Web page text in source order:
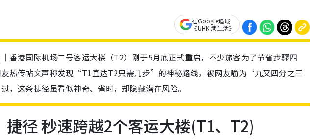
在Google追蹤
《UHK 港生活》
香港国际机场二号客运大楼（T2）刚于5月底正式重启，不少旅客为了节省步骤四
友热传帖文声称发现“T1直达T2只需几步”的神秘路线，被网友喻为“九又四分之三
，这条捷径虽看似神奇、省时，却隐藏潜在风险。
径 秒速跨越2个客运大楼(T1、T2)